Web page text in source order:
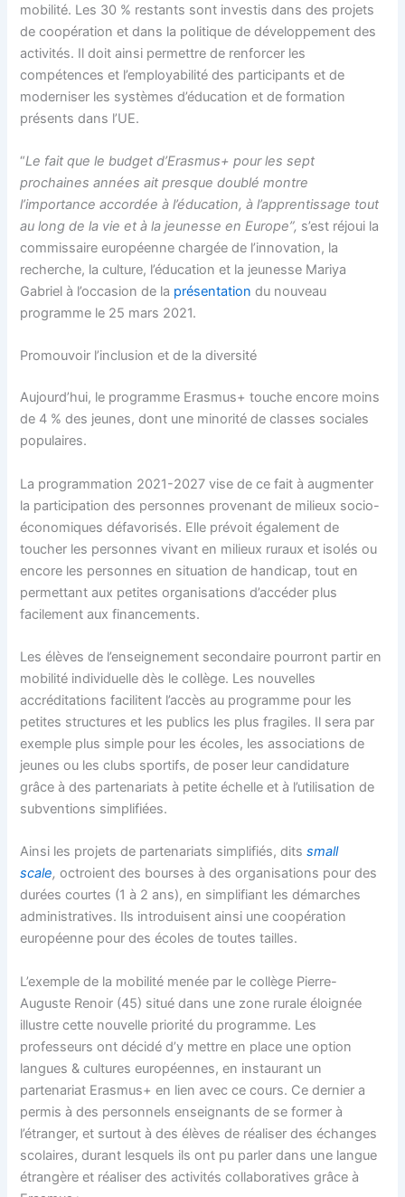
mobilité. Les 30 % restants sont investis dans des projets
de coopération et dans la politique de développement des
activités. Il doit ainsi permettre de renforcer les
compétences et l’employabilité des participants et de
moderniser les systèmes d’éducation et de formation
présents dans l’UE.
“Le fait que le budget d’Erasmus+ pour les sept
prochaines années ait presque doublé montre
l’importance accordée à l’éducation, à l’apprentissage tout
au long de la vie et à la jeunesse en Europe”, s’est réjoui la
commissaire européenne chargée de l’innovation, la
recherche, la culture, l’éducation et la jeunesse Mariya
Gabriel à l’occasion de la présentation du nouveau
programme le 25 mars 2021.
Promouvoir l’inclusion et de la diversité
Aujourd’hui, le programme Erasmus+ touche encore moins
de 4 % des jeunes, dont une minorité de classes sociales
populaires.
La programmation 2021-2027 vise de ce fait à augmenter
la participation des personnes provenant de milieux socio-
économiques défavorisés. Elle prévoit également de
toucher les personnes vivant en milieux ruraux et isolés ou
encore les personnes en situation de handicap, tout en
permettant aux petites organisations d’accéder plus
facilement aux financements.
Les élèves de l’enseignement secondaire pourront partir en
mobilité individuelle dès le collège. Les nouvelles
accréditations facilitent l’accès au programme pour les
petites structures et les publics les plus fragiles. Il sera par
exemple plus simple pour les écoles, les associations de
jeunes ou les clubs sportifs, de poser leur candidature
grâce à des partenariats à petite échelle et à l’utilisation de
subventions simplifiées.
Ainsi les projets de partenariats simplifiés, ditssmall
scale, octroient des bourses à des organisations pour des
durées courtes (1 à 2 ans), en simplifiant les démarches
administratives. Ils introduisent ainsi une coopération
européenne pour des écoles de toutes tailles.
L’exemple de la mobilité menée par le collège Pierre-
Auguste Renoir (45) situé dans une zone rurale éloignée
illustre cette nouvelle priorité du programme. Les
professeurs ont décidé d’y mettre en place une option
langues & cultures européennes, en instaurant un
partenariat Erasmus+ en lien avec ce cours. Ce dernier a
permis à des personnels enseignants de se former à
l’étranger, et surtout à des élèves de réaliser des échanges
scolaires, durant lesquels ils ont pu parler dans une langue
étrangère et réaliser des activités collaboratives grâce à